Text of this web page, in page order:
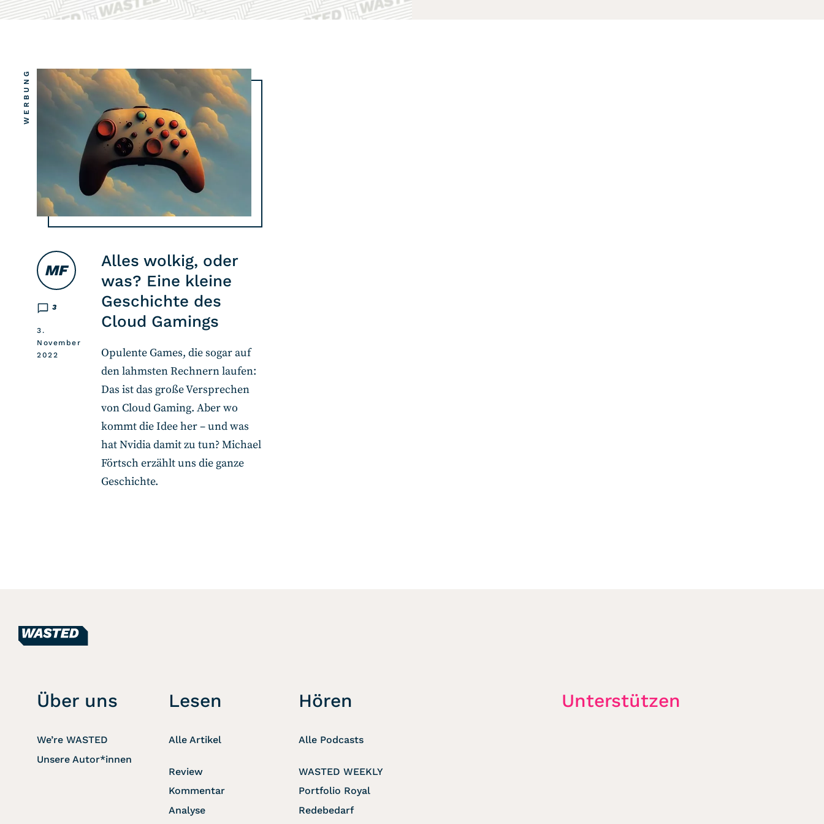
DATENSCHUTZ
KONTAKT
Alles wolkig, oder
was? Eine kleine
Geschichte des
Cloud Gamings
WERBUNG
MF
3
3.
November
2022
Opulente Games, die sogar auf
den lahmsten Rechnern laufen:
Das ist das große Versprechen
von Cloud Gaming. Aber wo
kommt die Idee her – und was
hat Nvidia damit zu tun? Michael
Förtsch erzählt uns die ganze
Geschichte.
Über uns
We’re WASTED
Unsere Autor*innen
Lesen
Alle Artikel
Review
Kommentar
Analyse
Hören
Alle Podcasts
WASTED WEEKLY
Portfolio Royal
Redebedarf
Unterstützen